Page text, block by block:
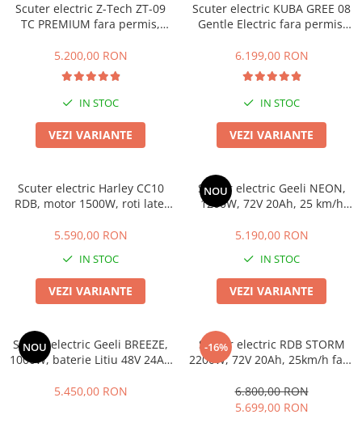
Scuter electric Z-Tech ZT-09
TC PREMIUM fara permis,
Viteza 25km/h, Autonomie 40-
50 km/h
5.200,00 RON
IN STOC
VEZI VARIANTE
Scuter electric KUBA GREE 08
Gentle Electric fara permis,
motor 1200W, baterie 72V
20Ah , omologat RAR
6.199,00 RON
IN STOC
VEZI VARIANTE
Scuter electric Harley CC10
RDB, motor 1500W, roti late,
Acumulator Litiu, Autonomie
Omologat RAR, Portocaliu
5.590,00 RON
IN STOC
VEZI VARIANTE
NOU
Scuter electric Geeli NEON,
1200W, 72V 20Ah, 25 km/h
autonomie până la 58 km, CIV
5.190,00 RON
IN STOC
VEZI VARIANTE
NOU
Scuter electric Geeli BREEZE,
1000W, baterie Litiu 48V 24Ah
permis, 2 locuri, autonomie
5.450,00 RON
-16%
Scuter electric RDB STORM
2200W, 72V 20Ah, 25km/h fara
CIV Inclus
6.800,00 RON
5.699,00 RON